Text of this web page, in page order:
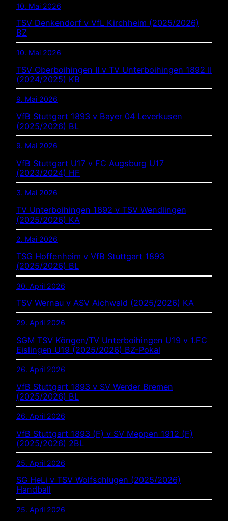
10. Mai 2026
TSV Denkendorf v VfL Kirchheim (2025/2026)
BZ
10. Mai 2026
TSV Oberboihingen II v TV Unterboihingen 1892 II
(2024/2025) KB
9. Mai 2026
VfB Stuttgart 1893 v Bayer 04 Leverkusen
(2025/2026) BL
9. Mai 2026
VfB Stuttgart U17 v FC Augsburg U17
(2023/2024) HF
3. Mai 2026
TV Unterboihingen 1892 v TSV Wendlingen
(2025/2026) KA
2. Mai 2026
TSG Hoffenheim v VfB Stuttgart 1893
(2025/2026) BL
30. April 2026
TSV Wernau v ASV Aichwald (2025/2026) KA
29. April 2026
SGM TSV Köngen/TV Unterboihingen U19 v 1.FC
Eislingen U19 (2025/2026) BZ-Pokal
26. April 2026
VfB Stuttgart 1893 v SV Werder Bremen
(2025/2026) BL
26. April 2026
VfB Stuttgart 1893 (F) v SV Meppen 1912 (F)
(2025/2026) 2BL
25. April 2026
SG HeLi v TSV Wolfschlugen (2025/2026)
Handball
25. April 2026